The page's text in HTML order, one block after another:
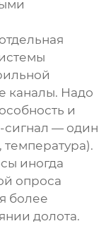
каналы. Надо
и
сигнал — один
иногда
опроса
более
долота.